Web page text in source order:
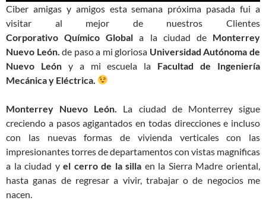
Ciber amigas y amigos esta semana próxima pasada fui a
visitar al mejor de nuestros Clientes
Corporativo Químico Globala la ciudad de Monterrey
Nuevo León. de paso a mi gloriosa Universidad Autónoma de
Nuevo León y a mi escuela la Facultad de Ingeniería
Mecánica y Eléctrica.
Monterrey Nuevo León. La ciudad de Monterrey sigue
creciendo a pasos agigantados en todas direcciones e incluso
con las nuevas formas de vivienda verticales con las
impresionantes torres de departamentos con vistas magnificas
a la ciudad yel cerro de la silla en la Sierra Madre oriental,
hasta ganas de regresar a vivir, trabajar o de negocios me
nacen.